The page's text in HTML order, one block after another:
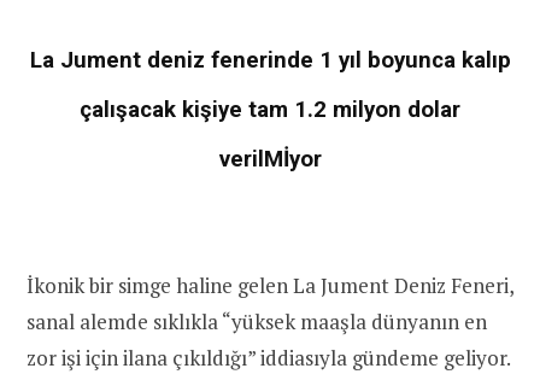
La Jument deniz fenerinde 1 yıl boyunca kalıp
çalışacak kişiye tam 1.2 milyon dolar
verilMİyor
İkonik bir simge haline gelen La Jument Deniz Feneri,
sanal alemde sıklıkla “yüksek maaşla dünyanın en
zor işi için ilana çıkıldığı” iddiasıyla gündeme geliyor.